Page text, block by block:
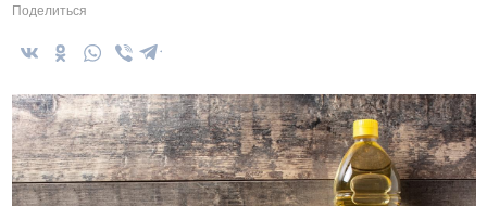
Поделиться